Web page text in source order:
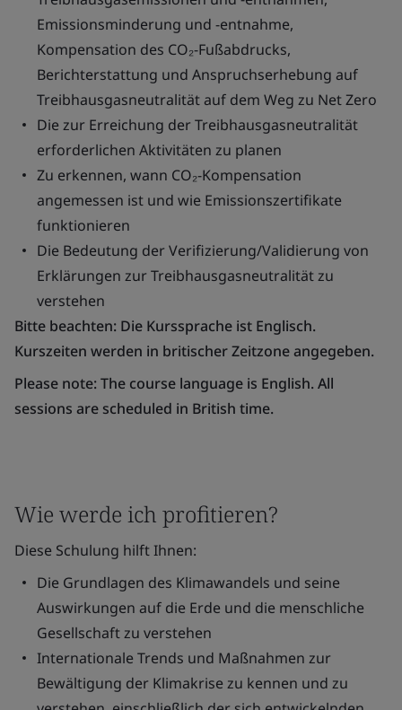
Emissionsminderung und -entnahme,
Kompensation des CO₂-Fußabdrucks,
Berichterstattung und Anspruchserhebung auf
Treibhausgasneutralität auf dem Weg zu Net Zero
Die zur Erreichung der Treibhausgasneutralität
erforderlichen Aktivitäten zu planen
Zu erkennen, wann CO₂-Kompensation
angemessen ist und wie Emissionszertifikate
funktionieren
Die Bedeutung der Verifizierung/Validierung von
Erklärungen zur Treibhausgasneutralität zu
verstehen
Bitte beachten: Die Kurssprache ist Englisch.
Kurszeiten werden in britischer Zeitzone angegeben.
Please note: The course language is English. All
sessions are scheduled in British time.
Wie werde ich profitieren?
Diese Schulung hilft Ihnen:
Die Grundlagen des Klimawandels und seine
Auswirkungen auf die Erde und die menschliche
Gesellschaft zu verstehen
Internationale Trends und Maßnahmen zur
Bewältigung der Klimakrise zu kennen und zu